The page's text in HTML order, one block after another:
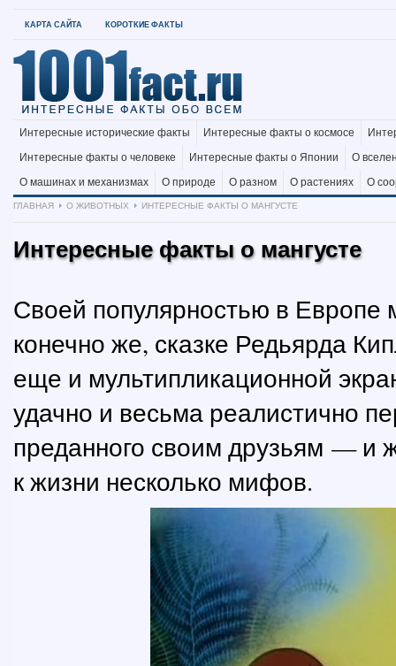
КАРТА САЙТА КОРОТКИЕ ФАКТЫ
Интересные исторические факты Интересные факты о космосе
Интересные факты о человеке
Интересные факты о Японии
О
О машинах и механизмах
О природе О разном О растениях
О
ГЛАВНАЯ
О ЖИВОТНЫХ ИНТЕРЕСНЫЕ ФАКТЫ О МАНГУСТЕ
Интересные факты о мангусте
Своей популярностью в Европе
конечно же, сказке Редьярда
еще и мультипликационной
удачно и весьма реалистично
преданного своим друзьям —
к жизни несколько мифов.